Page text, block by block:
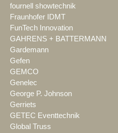
fournell showtechnik
Fraunhofer IDMT
FunTech Innovation
GAHRENS + BATTERMANN
Gardemann
Gefen
GEMCO
Genelec
George P. Johnson
Gerriets
GETEC Eventtechnik
Global Truss